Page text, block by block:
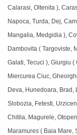
Calarasi, Oltenita ),
Napoca, Turda, Dej,
Mangalia, Medgidia ),
Dambovita ( Targoviste,
Galati, Tecuci ), Giurgiu
Miercurea Ciuc,
Deva, Hunedoara, Brad,
Slobozia, Fetesti,
Chitila, Magurele,
Maramures ( Baia Mare,